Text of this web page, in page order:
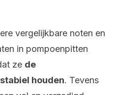
vergelijkbare noten en
in pompoenpitten
ze de
houden. Tevens